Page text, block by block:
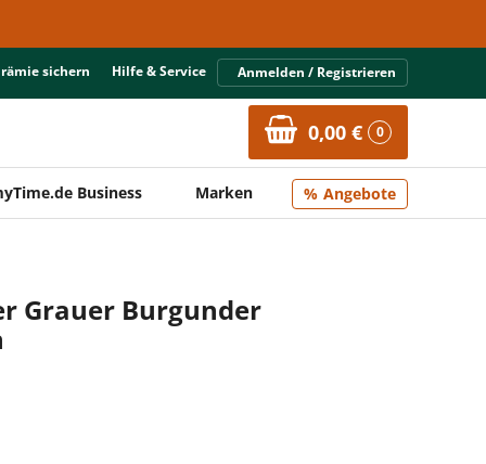
sichern Hilfe & Service Anmelden / Registrieren
0,00 € 0
Business Marken Angebote
Grauer Burgunder